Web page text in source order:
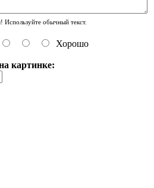
обычный текст.
Хорошо
картинке: